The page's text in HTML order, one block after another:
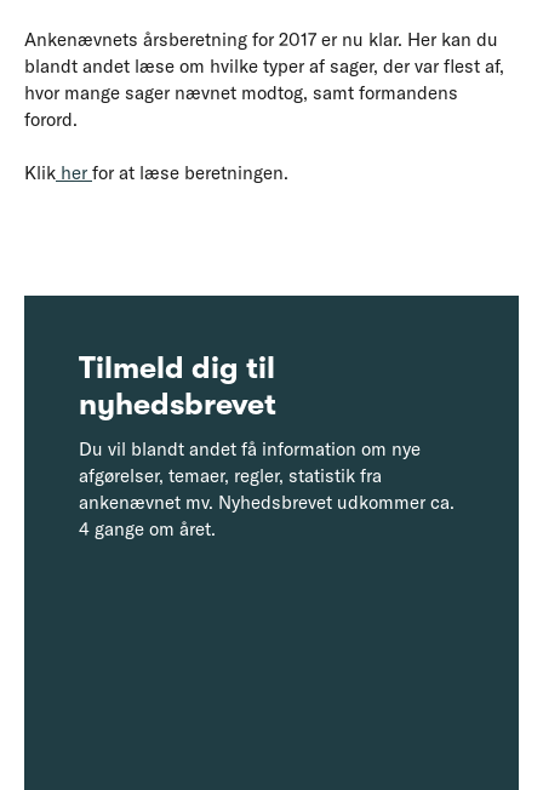
Ankenævnets årsberetning for 2017 er nu klar. Her kan du
blandt andet læse om hvilke typer af sager, der var flest af,
hvor mange sager nævnet modtog, samt formandens
forord.
Klik her for at læse beretningen.
Tilmeld dig til
nyhedsbrevet
Du vil blandt andet få information om nye
afgørelser, temaer, regler, statistik fra
ankenævnet mv. Nyhedsbrevet udkommer ca.
4 gange om året.